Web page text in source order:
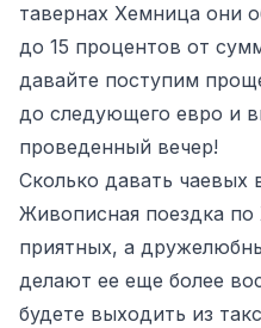
тавернах Хемница они
до 15 процентов от
давайте поступим
до следующего евро и
проведенный вечер!
Сколько давать чаевых
Живописная поездка
приятных, а
делают ее еще более
будете выходить из